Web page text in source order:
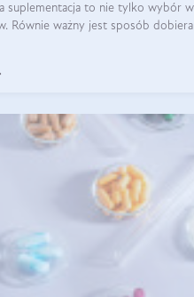
suplementacja to nie tylko wybór
Równie ważny jest sposób